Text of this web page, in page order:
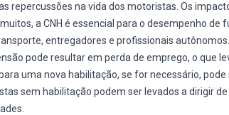
repercussões na vida dos motoristas. Os
a CNH é essencial para o desempenho de
entregadores e profissionais autônomos.
pode resultar em perda de emprego, o que
uma nova habilitação, se for necessário, pode
sem habilitação podem ser levados a dirigir